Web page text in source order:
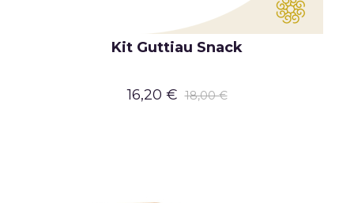
Kit Guttiau Snack
16,20 € 18,00 €